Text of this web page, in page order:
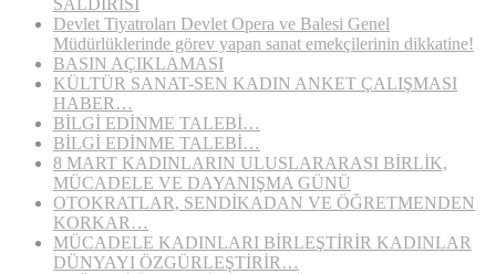
SALDIRISI
Devlet Tiyatroları Devlet Opera ve Balesi Genel
Müdürlüklerinde görev yapan sanat emekçilerinin dikkatine!
BASIN AÇIKLAMASI
KÜLTÜR SANAT-SEN KADIN ANKET ÇALIŞMASI
HABER…
BİLGİ EDİNME TALEBİ…
BİLGİ EDİNME TALEBİ…
8 MART KADINLARIN ULUSLARARASI BİRLİK,
MÜCADELE VE DAYANIŞMA GÜNÜ
OTOKRATLAR, SENDİKADAN VE ÖĞRETMENDEN
KORKAR…
MÜCADELE KADINLARI BİRLEŞTİRİR KADINLAR
DÜNYAYI ÖZGÜRLEŞTİRİR…